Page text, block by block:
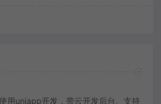
用uniapp开发，带云开发后台。支持